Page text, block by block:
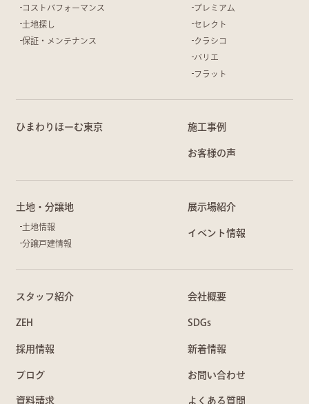
コストパフォーマンス
土地探し
保証・メンテナンス
プレミアム
セレクト
クラシコ
バリエ
フラット
ひまわりほーむ東京 施工事例
お客様の声
土地・分譲地
土地情報
分譲戸建情報
展示場紹介
イベント情報
スタッフ紹介 会社概要
ZEH SDGs
採用情報 新着情報
ブログ お問い合わせ
資料請求 よくある質問